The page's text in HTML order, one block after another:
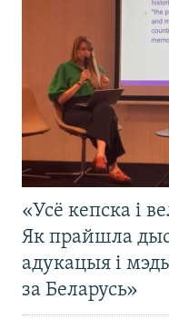
«Усё кепска і
Як прайшла
адукацыя і
за Беларусь»